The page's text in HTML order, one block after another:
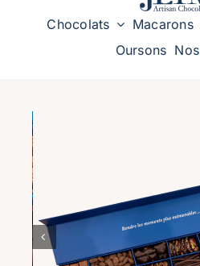
CADEAUX D’ENTREPRISES
Certification Kasher
Chocolats Macarons
Oursons